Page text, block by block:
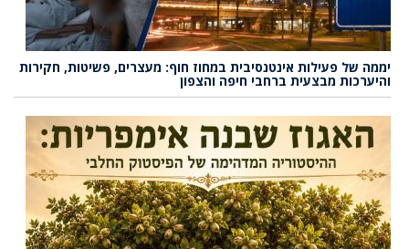
יממה של פעילות אינטנסיבית במחוז חוף: מעצרים, פשיטות, חקירות
והיערכות מבצעית ברחבי חיפה והצפון